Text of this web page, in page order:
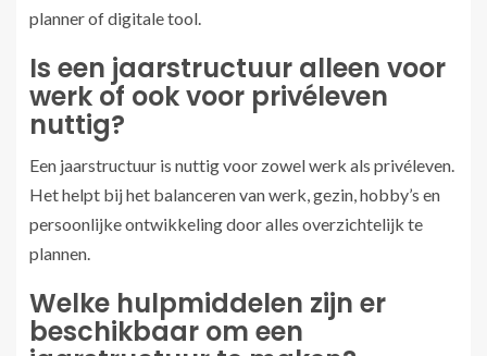
planner of digitale tool.
Is een jaarstructuur alleen voor
werk of ook voor privéleven
nuttig?
Een jaarstructuur is nuttig voor zowel werk als privéleven.
Het helpt bij het balanceren van werk, gezin, hobby’s en
persoonlijke ontwikkeling door alles overzichtelijk te
plannen.
Welke hulpmiddelen zijn er
beschikbaar om een